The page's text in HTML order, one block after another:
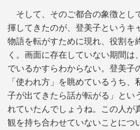
そして、そのご都合の象徴とし
揮してきたのが、登美子というキ
物語を転がすために現れ、役割を
く。画面に存在していない期間は
でいるかすらわからない。登美子
「使われ方」を眺めているうち、
子が出てきたら話が転がる」とい
れていたんでしょうね。この人が
観を持ち合わせていないことにつ